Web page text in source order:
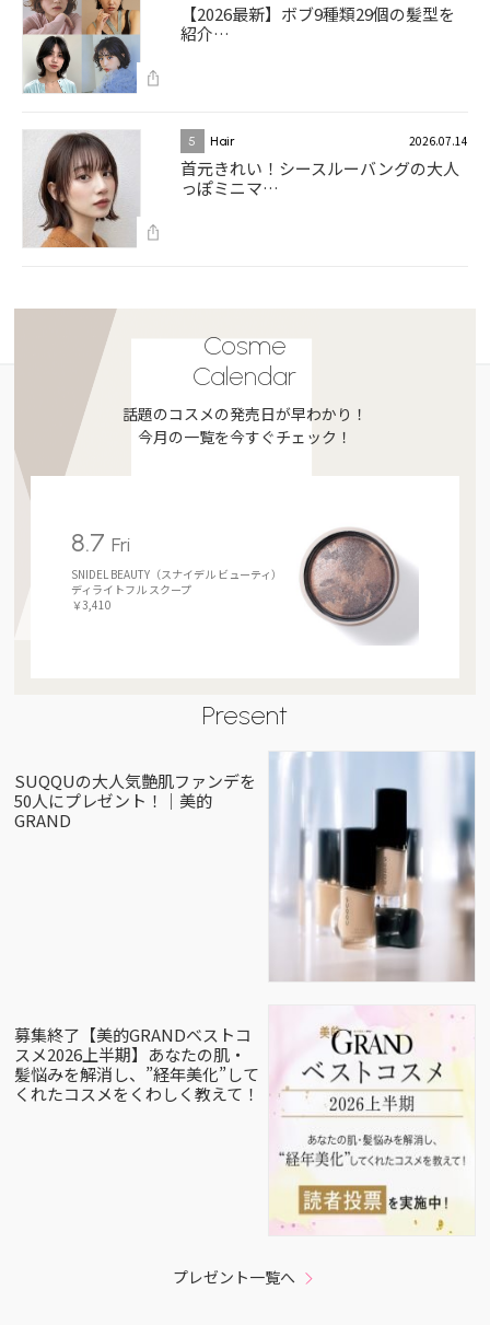
【2026最新】ボブ9種類29個の髪型を
紹介…
5 Hair 2026.07.14
首元きれい！シースルーバングの大人
っぽミニマ…
Cosme
Calendar
話題のコスメの発売日が早わかり！
今月の一覧を今すぐチェック！
8.7 Fri
SNIDEL BEAUTY（スナイデル ビューティ）
ディライトフル スクープ
￥3,410
Present
SUQQUの大人気艶肌ファンデを
50人にプレゼント！｜美的
GRAND
募集終了【美的GRANDベストコ
スメ2026上半期】あなたの肌・
髪悩みを解消し、”経年美化”して
くれたコスメをくわしく教えて！
プレゼント一覧へ